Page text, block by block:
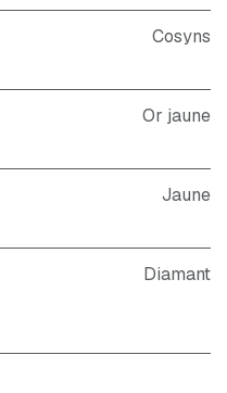
Cosyns
Or jaune
Jaune
Diamant